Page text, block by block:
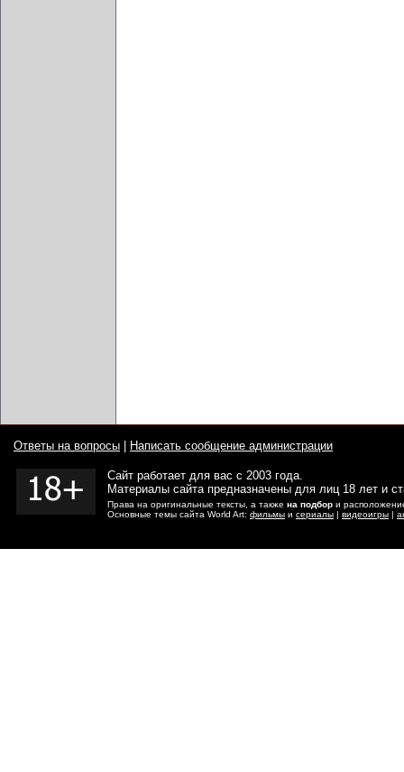
Ответы на вопросы Написать сообщение администрации
Сайт работает для вас с 2003 года.
Материалы сайта предназначены для лиц 18 лет и
Права на оригинальные тексты, а также на подбор и
Основные темы сайта World Art: фильмы и сериалы | видеоигры |